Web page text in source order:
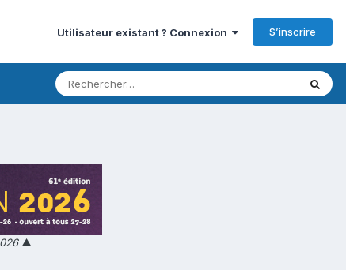
Utilisateur existant ? Connexion S’inscrire
▲